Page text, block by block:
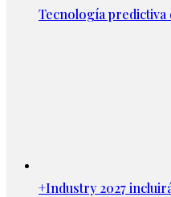
Tecnología predictiva
+Industry 2027